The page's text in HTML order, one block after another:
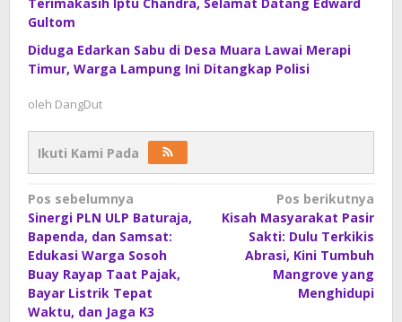
Gultom
Diduga Edarkan Sabu di Desa Muara Lawai Merapi
Timur, Warga Lampung Ini Ditangkap Polisi
oleh DangDut
Ikuti Kami Pada
Navigasi
pos
Pos sebelumnya
Sinergi PLN ULP Baturaja,
Bapenda, dan Samsat:
Edukasi Warga Sosoh
Buay Rayap Taat Pajak,
Bayar Listrik Tepat
Waktu, dan Jaga K3
Pos berikutnya
Kisah Masyarakat Pasir
Sakti: Dulu Terkikis
Abrasi, Kini Tumbuh
Mangrove yang
Menghidupi